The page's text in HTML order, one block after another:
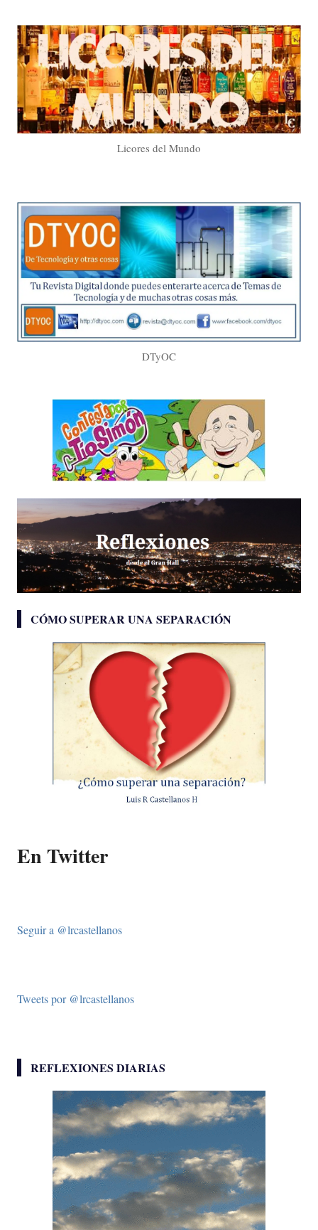
Licores del Mundo
DTyOC
CÓMO SUPERAR UNA SEPARACIÓN
En Twitter
Seguir a @lrcastellanos
Tweets por @lrcastellanos
REFLEXIONES DIARIAS